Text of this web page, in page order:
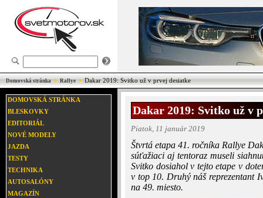
Domovská stránka Rallye Dakar 2019: Svitko už v prvej desiatke
DOMOVSKÁ STRÁNKA
BLESKOVKY
EDITORIÁL
NOVÉ MODELY
JAZDA
TESTY
TECHNIKA
AUTOSALÓNY
MAGAZÍN
Dakar 2019: Svitko už v
Piatok, 11 január 2019
Štvrtá etapa 41. ročníka Rallye
súťažiaci aj tentoraz museli
Svitko dosiahol v tejto etape v
v top 10. Druhý náš reprezentant
na 49. miesto.